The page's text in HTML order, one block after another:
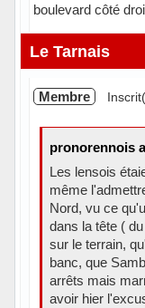
boulevard côté
Le Tarnais
Membre
pronorennois
Les lensois
même
Nord, vu ce
dans la tête (
sur le terrain,
banc, que
arrêts mais
avoir hier